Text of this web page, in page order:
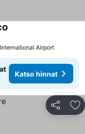
Airport
Katso hinnat
Jaa